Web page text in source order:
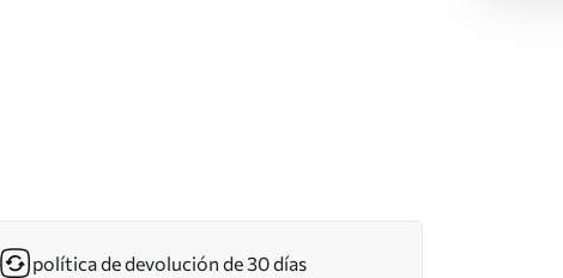
política de devolución de 30 días